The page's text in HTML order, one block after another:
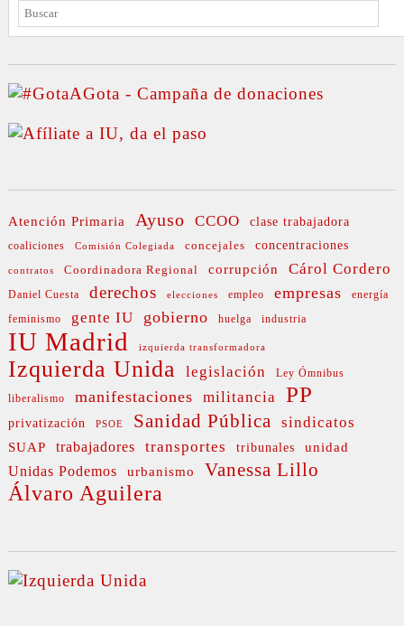
Atención Primaria Ayuso CCOO clase trabajadora
coaliciones Comisión Colegiada concejales concentraciones
contratos Coordinadora Regional corrupción Cárol Cordero
Daniel Cuesta derechos elecciones empleo empresas energía
feminismo gente IU gobierno huelga industria
IU Madrid izquierda transformadora
Izquierda Unida legislación Ley Ómnibus
liberalismo manifestaciones militancia PP
privatización PSOE Sanidad Pública sindicatos
SUAP trabajadores transportes tribunales unidad
Unidas Podemos urbanismo Vanessa Lillo
Álvaro Aguilera